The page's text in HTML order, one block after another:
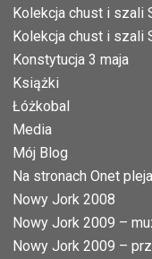
Kolekcja chust i szali
Kolekcja chust i szali
Konstytucja 3 maja
Książki
Łóżkobal
Media
Mój Blog
Na stronach Onet
Nowy Jork 2008
Nowy Jork 2009 –
Nowy Jork 2009 –